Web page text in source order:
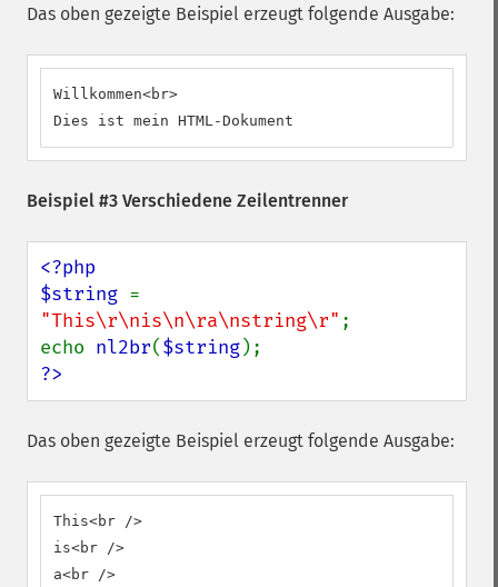
Das oben gezeigte Beispiel erzeugt folgende Ausgabe:
Willkommen<br>
Dies ist mein HTML-Dokument
Beispiel #3 Verschiedene Zeilentrenner
<?php
$string
"This\r\nis\n\ra\nstring\r" ;
echo nl2br($string
?>
Das oben gezeigte Beispiel erzeugt folgende Ausgabe:
This<br />
is<br />
a<br />